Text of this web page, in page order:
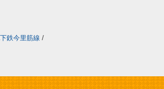
鉄今里筋線 /